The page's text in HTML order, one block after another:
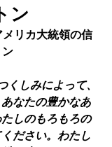
ン
リカ大統領の信
くしみによって、
なたの豊かなあ
しのもろもろの
ださい。わたし